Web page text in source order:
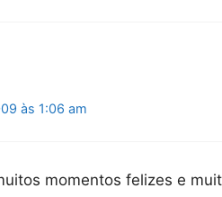
às 1:06 am
momentos felizes e